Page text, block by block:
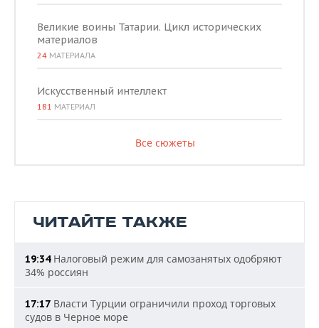
Великие воины Татарии. Цикл исторических
материалов
24 МАТЕРИАЛА
Искусственный интеллект
181 МАТЕРИАЛ
Все сюжеты
ЧИТАЙТЕ ТАКЖЕ
19:34Налоговый режим для самозанятых одобряют
34% россиян
17:17 Власти Турции ограничили проход торговых
судов в Черное море